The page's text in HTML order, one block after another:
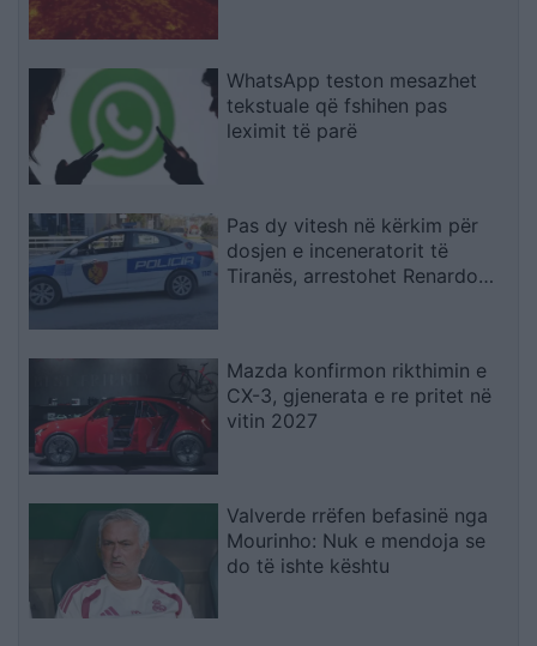
WhatsApp teston mesazhet
tekstuale që fshihen pas
leximit të parë
Pas dy vitesh në kërkim për
dosjen e inceneratorit të
Tiranës, arrestohet Renardo
Mazda konfirmon rikthimin e
CX-3, gjenerata e re pritet në
vitin 2027
Valverde rrëfen befasinë nga
Mourinho: Nuk e mendoja se
do të ishte kështu